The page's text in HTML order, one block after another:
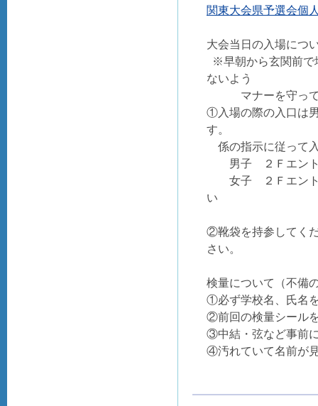
関東大会県予選会個
大会当日の入場に
※早朝から玄関前で
ないよう
マナーを守って
①入場の際の入口は
す。
係の指示に従って
男子 ２Ｆエント
女子 ２Ｆエント
い
②靴袋を持参してく
さい。
検量について（不備
①必ず学校名、氏名
②前回の検量シール
③中結・弦など事前
④汚れていて名前が